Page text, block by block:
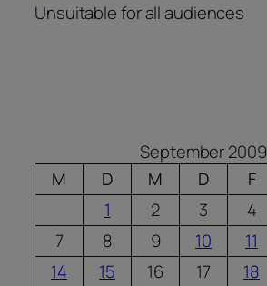
Unsuitable for all audiences
September 2009
M
D M D F
1
2 3 4
7
8 9 10 11
14
15 16 17 18